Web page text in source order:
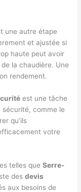
une autre étape
et ajustée si
haute peut avoir
la chaudière. Une
rendement.
est une tâche
sécurité, comme le
qu’ils
votre
telles queSerre-
desdevis
aux besoins de